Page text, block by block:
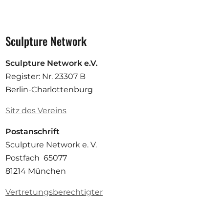
Sculpture Network
Sculpture Network e.V.
Register: Nr. 23307 B
Berlin-Charlottenburg
Sitz des Vereins
Postanschrift
Sculpture Network e. V.
Postfach 65077
81214 München
Vertretungsberechtigter